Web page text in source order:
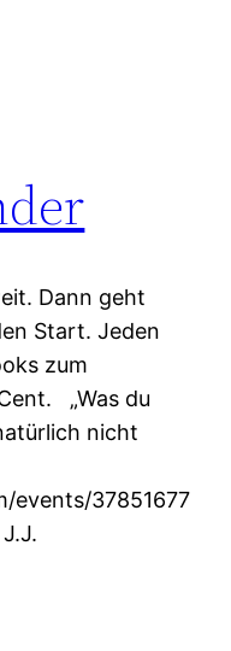
Dann geht
Start. Jeden
zum
„Was du
nicht
events/37851677